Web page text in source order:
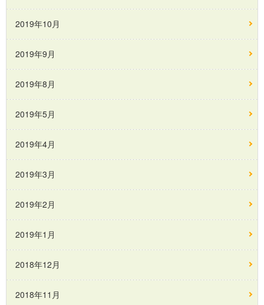
2019年10月
2019年9月
2019年8月
2019年5月
2019年4月
2019年3月
2019年2月
2019年1月
2018年12月
2018年11月